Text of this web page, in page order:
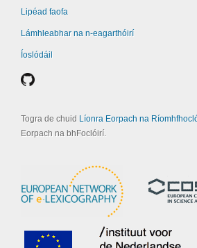
Lipéad faofa
Lámhleabhar na n-eagarthóirí
Íoslódáil
Togra de chuid Líonra Eorpach na
Eorpach na bhFoclóirí.